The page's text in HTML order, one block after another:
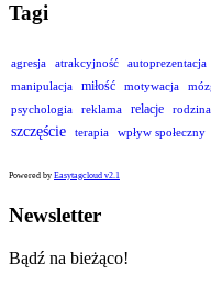
Tagi
agresja atrakcyjność autoprezentacja
manipulacja
miłość motywacja
psychologia
reklama relacje rodzina
szczęście terapia wpływ społeczny
Powered by Easytagcloud v2.1
Newsletter
Bądź na bieżąco!